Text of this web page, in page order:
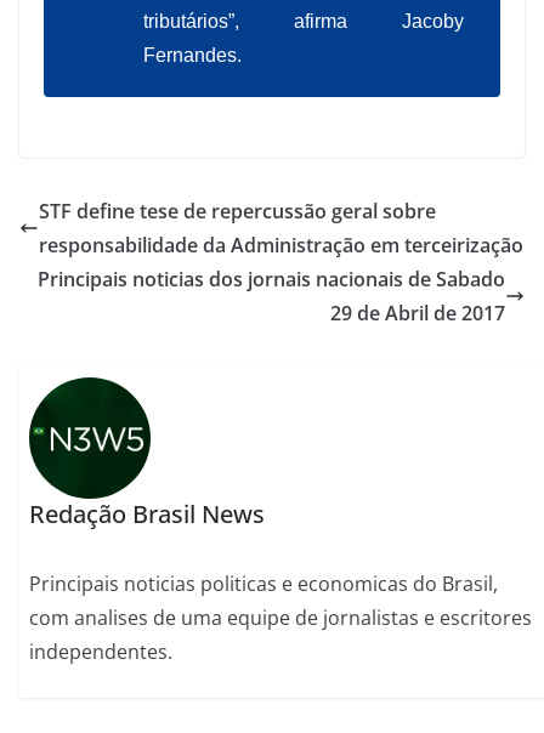
tributários”, afirma Jacoby
Fernandes.
STF define tese de repercussão geral sobre
responsabilidade da Administração em terceirização
Principais noticias dos jornais nacionais de Sabado
29 de Abril de 2017
Redação Brasil News
Principais noticias politicas e economicas do Brasil,
com analises de uma equipe de jornalistas e escritores
independentes.